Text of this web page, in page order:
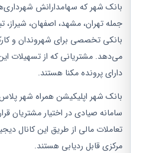
بانک شهر که سهامدارانش شهرداری‌های
جمله تهران، مشهد، اصفهان، شیراز،
بانکی تخصصی برای شهروندان و کارکنان
می‌دهد. مشتریانی که از تسهیلات این
دارای پرونده مکنا هستند.
بانک شهر اپلیکیشن همراه شهر پلاس را
سامانه صیادی در اختیار مشتریان قرار
تعاملات مالی از طریق این کانال
مرکزی قابل ردیابی هستند.